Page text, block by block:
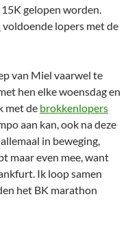
gelopen worden.
voldoende lopers met de
van Miel vaarwel te
hen elke woensdag en
met de brokkenlopers
aan kan, ook na deze
in beweging,
maar even mee, want
Ik loop samen
het BK marathon